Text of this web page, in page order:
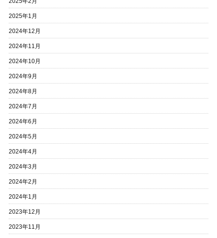
2025年1月
2024年12月
2024年11月
2024年10月
2024年9月
2024年8月
2024年7月
2024年6月
2024年5月
2024年4月
2024年3月
2024年2月
2024年1月
2023年12月
2023年11月